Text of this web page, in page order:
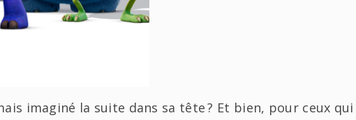
imaginé la suite dans sa tête ? Et bien, pour ceux qui